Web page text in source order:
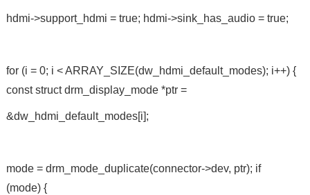
hdmi->support_hdmi = true; hdmi->sink_has_audio = true;
for (i = 0; i < ARRAY_SIZE(dw_hdmi_default_modes); i++) {
const struct drm_display_mode *ptr =
&dw_hdmi_default_modes[i];
mode = drm_mode_duplicate(connector->dev, ptr); if
(mode) {